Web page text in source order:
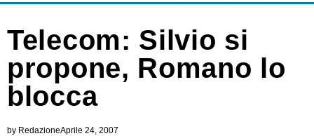
Telecom: Silvio si
propone, Romano lo
blocca
by RedazioneAprile 24, 2007